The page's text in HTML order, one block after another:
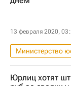
13 февраля 2020,
Министерство
Общество
Жилье
Юрлиц хотят